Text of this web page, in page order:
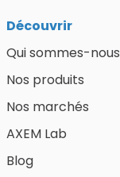
Découvrir
Qui sommes-nous
Nos produits
Nos marchés
AXEM Lab
Blog